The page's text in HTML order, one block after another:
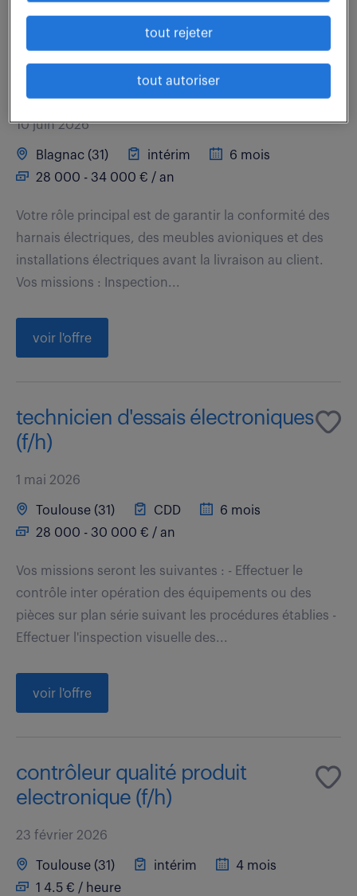
controleur qualite électrique (f/h)
10 juin 2026
Blagnac (31) intérim
6 mois
28 000 - 34 000 € / an
Votre rôle principal est de garantir la conformité des
harnais électriques, des meubles avioniques et des
installations électriques avant la livraison au client.
Vos missions : Inspection...
voir l'offre
technicien d'essais électroniques
(f/h)
1 mai 2026
Toulouse (31) CDD
6 mois
28 000 - 30 000 € / an
Vos missions seront les suivantes : - Effectuer le
contrôle inter opération des équipements ou des
pièces sur plan série suivant les procédures établies -
Effectuer l'inspection visuelle des...
voir l'offre
contrôleur qualité produit
electronique (f/h)
23 février 2026
Toulouse (31) intérim
4 mois
1 4.5 € / heure
tout rejeter
tout autoriser